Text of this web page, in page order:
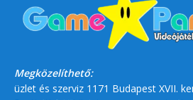
Megközelíthető:
üzlet és szerviz 1171 Budapest XVII.